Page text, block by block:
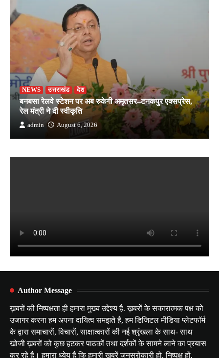
NEWS उत्तराखंड देश
बनबसा रेलवे स्टेशन पर अब रुकेगी अमृतसर–टनकपुर एक्सप्रेस,
रेल मंत्री ने दी स्वीकृति
admin August 6, 2026
Author Message
ख़बरों की निष्पक्षता ही हमारा मुख्य उद्देश्य है. ख़बरों के सकारात्मक पक्ष को
उजागर करना हम अपना दायित्व समझते है, हम डिजिटल मीडिया प्लेटफॉर्म
के द्वारा समाचारों, विचारों, साक्षात्कारों की नई श्रृंखला के साथ- साथ
खोजी ख़बरों को कुछ हटकर पाठकों तथा दर्शकों के सामने लाने का प्रयास
कर रहे है। हमारा ध्येय है कि हमारी खबरें जनसरोकारी हो, निष्पक्ष हों,